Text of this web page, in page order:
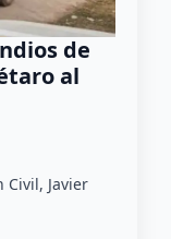
de
al
Civil, Javier